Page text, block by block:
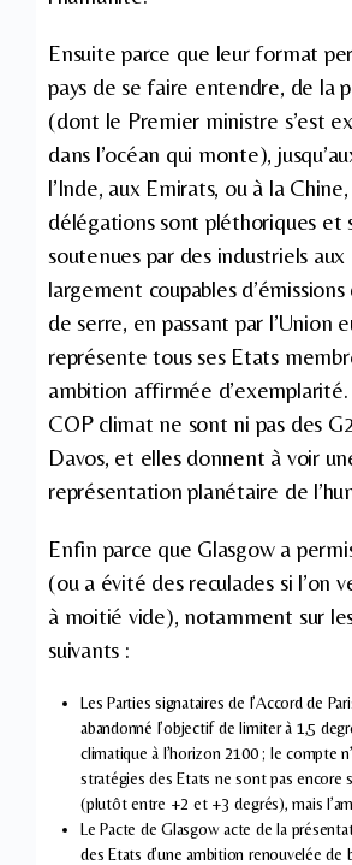
Ensuite parce que leur format
pays de se faire entendre, de la
(dont le Premier ministre s’est
dans l’océan qui monte),
l’Inde, aux Emirats, ou à la
délégations sont pléthoriques et
soutenues par des industriels
largement coupables
de serre, en passant par l’Union
représente tous ses Etats
ambition affirmée d’exemplarité.
COP climat ne sont ni pas des
Davos, et elles donnent à voir
représentation planétaire de
Enfin parce que Glasgow a
(ou a évité des reculades si l’on
à moitié vide), notamment sur
suivants :
Les Parties signataires de l’Accord de
abandonné l’objectif de limiter à 1,5
climatique à l’horizon 2100 ; le compte
stratégies des Etats ne sont pas encore
(plutôt entre +2 et +3 degrés), mais
Le Pacte de Glasgow acte de la
des Etats d’une ambition renouvelée de